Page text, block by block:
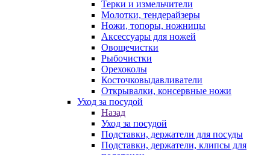
Терки и измельчители
Молотки, тендерайзеры
Ножи, топоры, ножницы
Аксессуары для ножей
Овощечистки
Рыбочистки
Орехоколы
Косточковыдавливатели
Открывалки, консервные ножи
Уход за посудой
Назад
Уход за посудой
Подставки, держатели для посуды
Подставки, держатели, клипсы для